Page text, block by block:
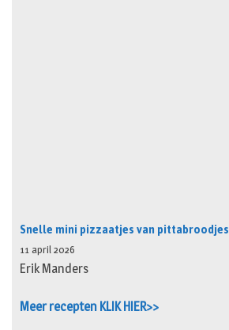
Snelle mini pizzaatjes van pittabroodjes
11 april 2026
Erik Manders
Meer recepten KLIK HIER>>